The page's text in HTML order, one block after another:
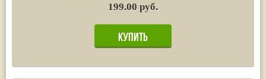
199.00 руб.